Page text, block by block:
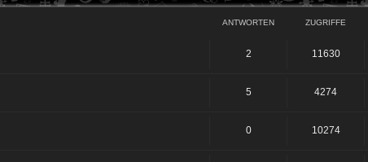
ANTWORTEN ZUGRIFFE
2 11630
5 4274
0 10274